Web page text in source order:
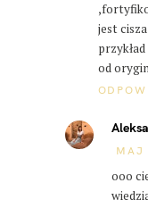
jest
od
MAJ
ooo